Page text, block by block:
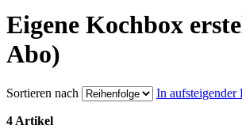
Eigene Kochbox
Abo)
Sortieren nach In aufsteigender
4 Artikel